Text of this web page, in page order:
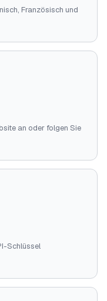
Französisch und
an oder folgen Sie
Schlüssel